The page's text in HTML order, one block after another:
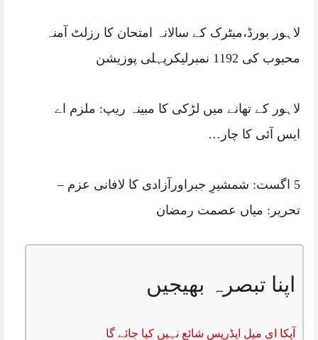
لاہور بورڈ،میٹرک کے سالانہ امتحان کا رزلٹ آمنہ
محبوب کی 1192 نمبرلیکرپہلی پوزیشن
لاہور کے تھانے میں لڑکی کا مبینہ ریپ: ملزم اے
ایس آئی کا چار…
5 اگست: شمشیرِ جبراورآزادی کا لافانی عزم – ​
تحریر: میاں عصمت رمضان
اپنا تبصرہ بھیجیں
آپکا ای میل ایڈریس شائع نہیں کیا جائے گا